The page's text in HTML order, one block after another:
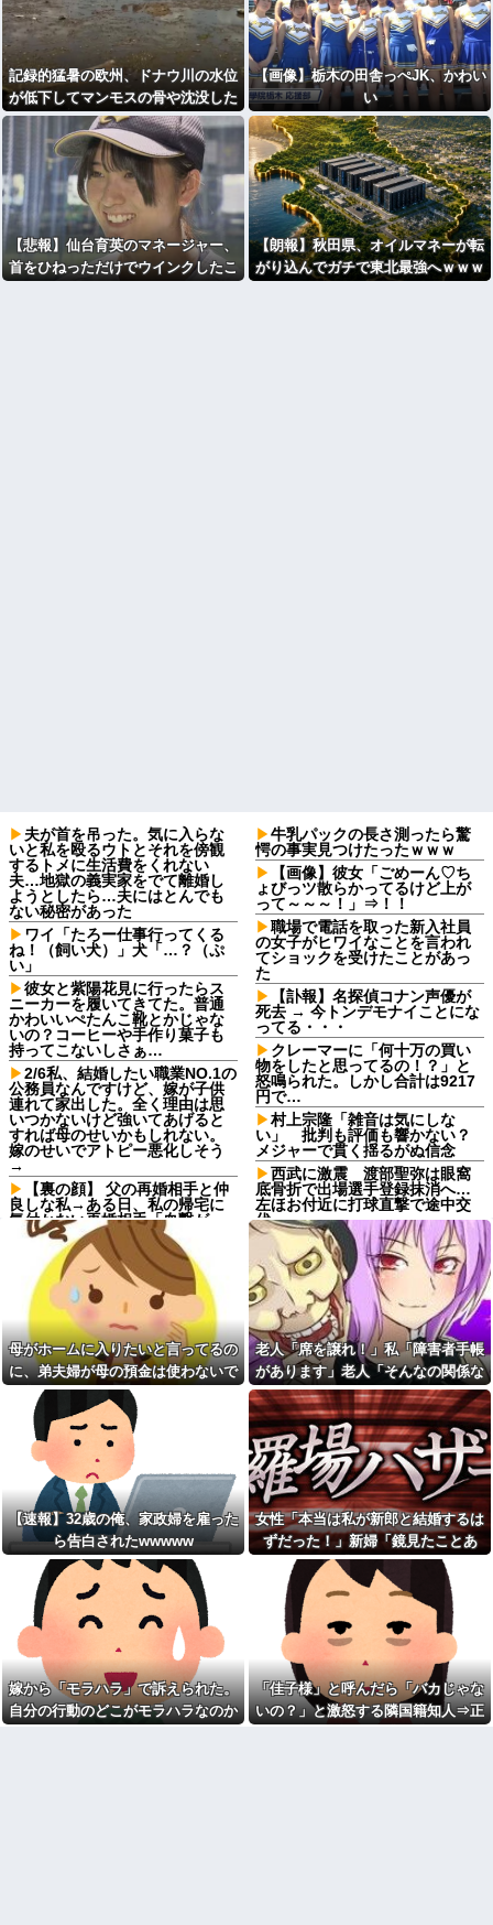
記録的猛暑の欧州、ドナウ川の水位
が低下してマンモスの骨や沈没した
ドイツ軍の戦艦が出現
【画像】栃木の田舎っぺJK、かわい
い
【悲報】仙台育英のマネージャー、
首をひねっただけでウインクしたこ
【朗報】秋田県、オイルマネーが転
がり込んでガチで東北最強へｗｗｗ
夫が首を吊った。気に入らな
いと私を殴るウトとそれを傍観
するトメに生活費をくれない
夫…地獄の義実家をでて離婚し
ようとしたら…夫にはとんでも
ない秘密があった
ワイ「たろー仕事行ってくる
ね！（飼い犬）」犬「…？（ぷ
い」
彼女と紫陽花見に行ったらス
ニーカーを履いてきてた。普通
かわいいぺたんこ靴とかじゃな
いの？コーヒーや手作り菓子も
持ってこないしさぁ…
2/6私、結婚したい職業NO.1の
公務員なんですけど、嫁が子供
連れて家出した。全く理由は思
いつかないけど強いてあげると
すれば母のせいかもしれない。
嫁のせいでアトピー悪化しそう
→
【裏の顔】 父の再婚相手と仲
良しな私→ある日、私の帰宅に
気付かない再婚相手「血繋がっ
てないのに大学費用出さなきゃ
いけないの腹立つわ…姑だった
ら先に亡くなるのに笑」私
「…」
友達は料理を一口二口食べて
は他の料理に行く。「料理の味
にすぐ飽きて同じ物をずっと食
べていると辛い」らしい
義母が「髪の毛ばかり落ちて
いる」と言うのでベリーショー
トにした。その後の掃除で出た
長い毛を見て「あら、私の毛よ
り長いみたい」と言ったら…
私「私と結婚して幸せ？」旦
那「お前もそう思うだろ？」→
その返事が忘れられず、後日ま
さかの展開に…
私「映画代、5000円出すね」
彼「はい、お釣り」→受け取っ
た金額を見て、デート中の違和
感に気づいてしまい…
憲法9条の内容をめぐって同級
生と大揉め。誰かが意義を申し
立てると「憲法に逆らうなやハ
ンザイ者www」とかほざき...
【しまった…】 コトメに追い
出されたトメと二世帯住宅を建
て、「２F(夫婦のエリア)には絶
対に上がらない」という約束を
したが、早速破って2Fに上が...
牛乳パックの長さ測ったら驚
愕の事実見つけたったｗｗｗ
【画像】彼女「ごめーん♡ち
ょびっツ散らかってるけど上が
って～～～！」⇒！！
職場で電話を取った新入社員
の女子がヒワイなことを言われ
てショックを受けたことがあっ
た
【訃報】名探偵コナン声優が
死去 → 今トンデモナイことにな
ってる・・・
クレーマーに「何十万の買い
物をしたと思ってるの！？」と
怒鳴られた。しかし合計は9217
円で…
村上宗隆「雑音は気にしな
い」 批判も評価も響かない？
メジャーで貫く揺るがぬ信念
西武に激震 渡部聖弥は眼窩
底骨折で出場選手登録抹消へ…
左ほお付近に打球直撃で途中交
代
週1エステ＆週3パーソナルジ
ム通いの美意識過剰な先輩「こ
れって普通だよね？」→私「真
似できません…」の不毛なやり
取りに疲れ果てた・・・
【旦那の反応がコレ】夫の女
友達との闇交際が発覚？！その
恐ろしい内容が…ｗｗｗｗ
嫁から連れ子の息子への愛が
足りないから離婚を考えてると
言われた
【画像】速水もこみちが新オ
ープンしたカフェ、サンドイッ
チ1つ3000円
wwwwwwwwwwwwwwwwww
wwwwwwww他
宅配のにーちゃんが米を配達
してくれたら、さっきから外で
話し声が…？「おすそ分けなら
五キロで良いんだけどなぁ」私
(一体誰だよ?!)→夜、友人と飲ん
でいたらピンポーン→結果
なんなのよ！！！すごいわ掃
除！！！！
【ネット史】「鏡の中のアク
トレス事件」夫は正しかったの
に、なぜ喧嘩は終わらなかった
のか
【胸糞】「食に執着がない」
母がホームに入りたいと言ってるの
に、弟夫婦が母の預金は使わないで
と言ってきた。我が弟ながら情けな
くて溜息が出る
老人「席を譲れ！」私「障害者手帳
があります」老人「そんなの関係な
い！」→暴言を浴びせられた直後、
周囲が動き出して…
【速報】32歳の俺、家政婦を雇った
ら告白されたwwwww
女性「本当は私が新郎と結婚するは
ずだった！」新婦「鏡見たことあ
る？」→披露宴が一瞬で騒然となっ
て…
嫁から「モラハラ」で訴えられた。
自分の行動のどこがモラハラなのか
「佳子様」と呼んだら「バカじゃな
いの？」と激怒する隣国籍知人⇒正